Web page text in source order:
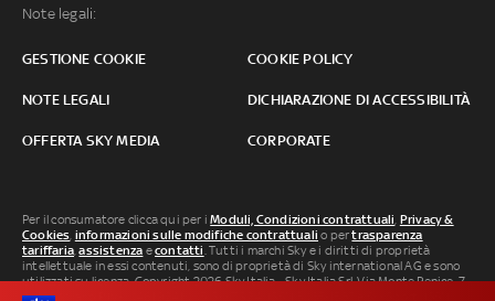
Note legali:
GESTIONE COOKIE COOKIE POLICY
NOTE LEGALI DICHIARAZIONE DI ACCESSIBILITÀ
OFFERTA SKY MEDIA CORPORATE
Per il consumatore clicca qui per iModuli, Condizioni contrattuali, Privacy &
Cookies, informazioni sulle modifiche contrattuali o pertrasparenza
tariffaria,assistenza econtatti. Tutti i marchi Sky e i diritti di proprietà
intellettuale in essi contenuti, sono di proprietà di Sky international AG e sono
utilizzati su licenza. Copyright 2026 Sky Italia - Sky Italia Srl Via Monte Penice, 7 -
20138 Milano P.IVA 04619241005. SkyTG24: ISSN 3035-1537 e SkySport: ISSN